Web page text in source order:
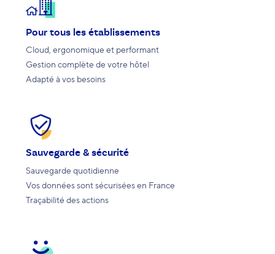
Pour tous les établissements
Cloud, ergonomique et performant
Gestion complète de votre hôtel
Adapté à vos besoins
Sauvegarde & sécurité
Sauvegarde quotidienne
Vos données sont sécurisées en France
Traçabilité des actions